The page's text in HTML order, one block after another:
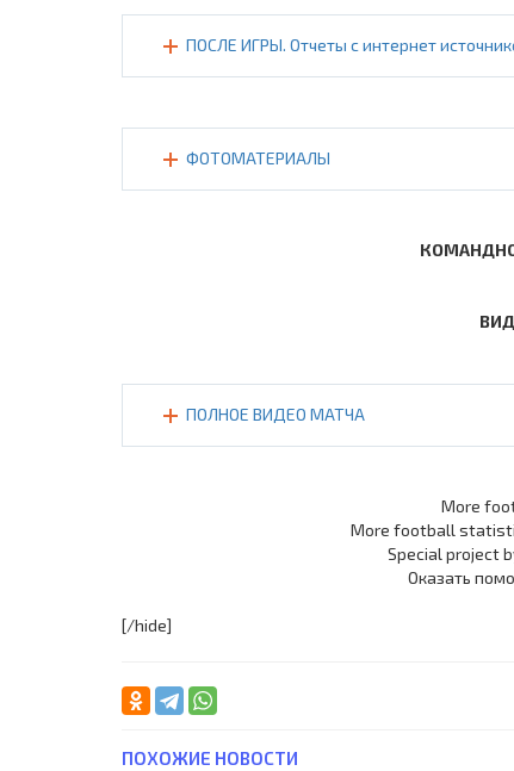
ПОСЛЕ ИГРЫ. Отчеты с интернет
ФОТОМАТЕРИАЛЫ
ПОЛНОЕ ВИДЕО МАТЧА
More
More football
Special project
Оказать
[/hide]
ПОХОЖИЕ НОВОСТИ